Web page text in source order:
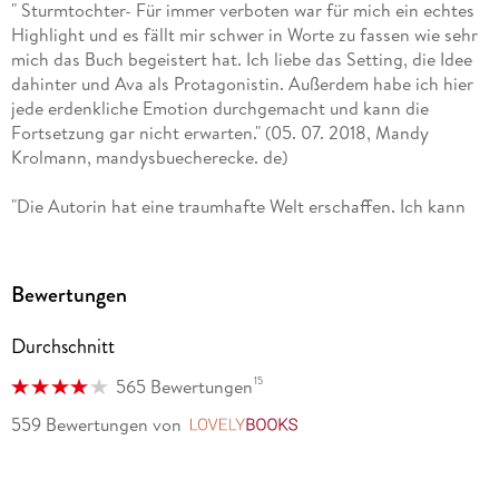
Ideenflut längst aufgegeben. Was daher immer parat sein
muss: Notizbuch, Schokolade und mindestens eine Tasse
Kaffee. Alles, was die Autorin inspiriert und bewegt, teilt sie
auf Twitter, Instagram, Pinterest und auf ihrer Website
bianca-iosivoni. de.
" Sturmtochter- Für immer verboten war für mich ein echtes
Highlight und es fällt mir schwer in Worte zu fassen wie sehr
mich das Buch begeistert hat. Ich liebe das Setting, die Idee
dahinter und Ava als Protagonistin. Außerdem habe ich hier
jede erdenkliche Emotion durchgemacht und kann die
Fortsetzung gar nicht erwarten." (05. 07. 2018, Mandy
Krolmann, mandysbuecherecke. de)
"Die Autorin hat eine traumhafte Welt erschaffen. Ich kann
Fernweh ; -)" (14. 08. 2018, kerime, lizzynet. de)
"Wer ein großer Fan klassischer Romantasy-Geschichten ist,
kommt hier auf jeden Fall auf seine Kosten und bekommt
alles geboten, was sein Herz begehrt." (15. 10. 2018, Olga
Krouk, Nautilus - Fantasymagazin)
Bewertungen
Durchschnitt
565 Bewertungen15
559 Bewertungen von